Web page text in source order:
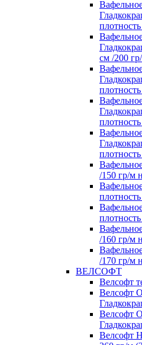
см /200
/150 гр/м
/160 гр/м
/170 гр/м
ВЕЛСОФТ
Велсофт
Велсофт
Велсофт
Велсофт